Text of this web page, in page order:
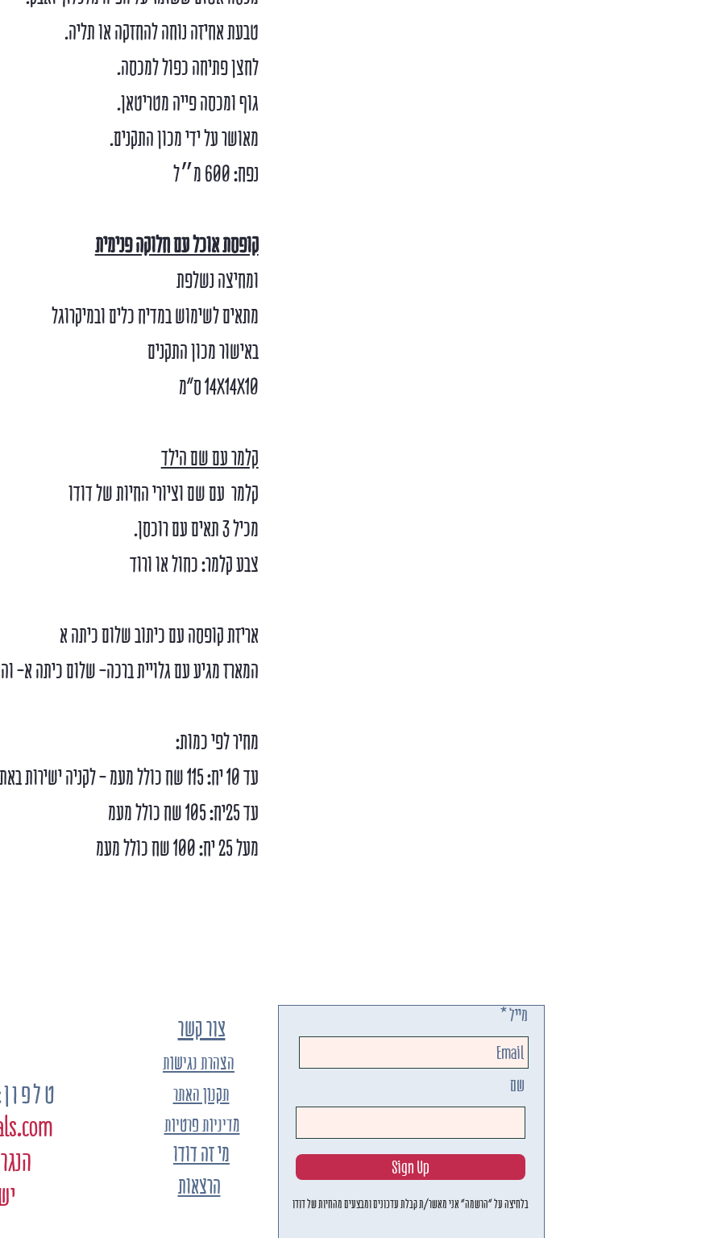
טבעת אחיזה נוחה להחזקה או תליה.
לחצן פתיחה כפול למכסה.
גוף ומכסה פייה מטריטאן.
מאושר על ידי מכון התקנים.
נפח: 600 מ״ל
קופסת אוכל עם חלוקה פנימית
ומחיצה נשלפת
מתאים לשימוש במדיח כלים ובמיקרוגל
באישור מכון התקנים
14X14X10 ס”מ
קלמר עם שם הילד
קלמר עם שם וציורי החיות של דודו
מכיל 3 תאים עם רוכסן.
צבע קלמר: כחול או ורוד
אריזת קופסה עם כיתוב שלום כיתה א
המארז מגיע עם גלויית ברכה- שלום כיתה א-
מחיר לפי כמות:
עד 10 יח: 115 שח כולל מעמ - לקניה ישירות באתר
עד 25יח: 105 שח כולל מעמ
מעל 25 יח: 100 שח כולל מעמ
מי זה דודו
הנגר 8, קומה 1 כפר סבא
טלפון: 054-
הרצאות
הצהרת נגישות
תקנון האתר
צור קשר
מדיניות פרטיות
מייל
שם
Sign Up
בלחיצה על "הרשמה" אני מאשר/ת קבלת עדכונים ומבצעים מהחיות של דודו